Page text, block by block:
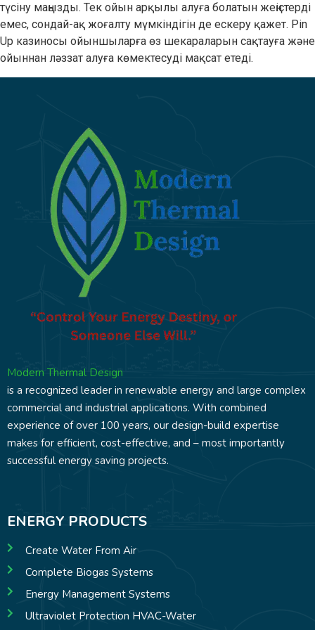
түсіну маңызды. Тек ойын арқылы алуға болатын жеңістерді
емес, сондай-ақ жоғалту мүмкіндігін де ескеру қажет. Pin
Up казиносы ойыншыларға өз шекараларын сақтауға және
ойыннан ләззат алуға көмектесуді мақсат етеді.
Modern Thermal Design
is a recognized leader in renewable energy and large complex
commercial and industrial applications. With combined
experience of over 100 years, our design-build expertise
makes for efficient, cost-effective, and – most importantly
successful energy saving projects.
ENERGY PRODUCTS
Create Water From Air
Complete Biogas Systems
Energy Management Systems
Ultraviolet Protection HVAC-Water